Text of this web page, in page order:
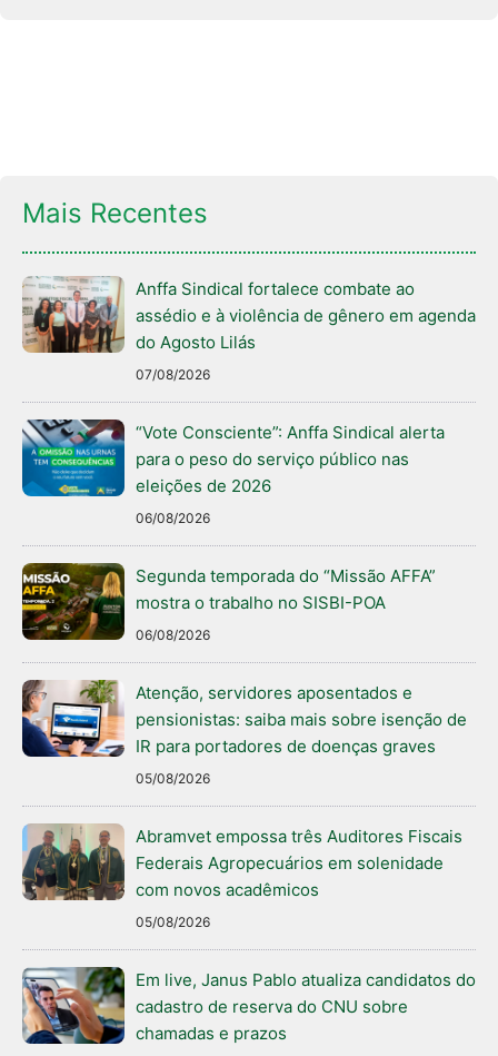
Mais Recentes
Anffa Sindical fortalece combate ao
assédio e à violência de gênero em agenda
do Agosto Lilás
07/08/2026
“Vote Consciente”: Anffa Sindical alerta
para o peso do serviço público nas
eleições de 2026
06/08/2026
Segunda temporada do “Missão AFFA”
mostra o trabalho no SISBI-POA
06/08/2026
Atenção, servidores aposentados e
pensionistas: saiba mais sobre isenção de
IR para portadores de doenças graves
05/08/2026
Abramvet empossa três Auditores Fiscais
Federais Agropecuários em solenidade
com novos acadêmicos
05/08/2026
Em live, Janus Pablo atualiza candidatos do
cadastro de reserva do CNU sobre
chamadas e prazos